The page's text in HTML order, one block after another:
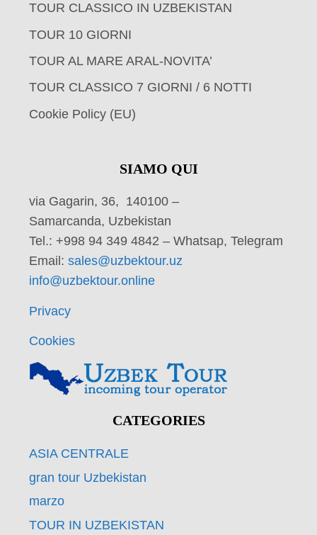
TOUR CLASSICO IN UZBEKISTAN
TOUR 10 GIORNI
TOUR AL MARE ARAL-NOVITA’
TOUR CLASSICO 7 GIORNI / 6 NOTTI
Cookie Policy (EU)
SIAMO QUI
via Gagarin, 36, 140100 –
Samarcanda, Uzbekistan
Tel.: +998 94 349 4842 – Whatsap, Telegram
Email: sales@uzbektour.uz
info@uzbektour.online
Privacy
Cookies
CATEGORIES
ASIA CENTRALE
gran tour Uzbekistan
marzo
TOUR IN UZBEKISTAN